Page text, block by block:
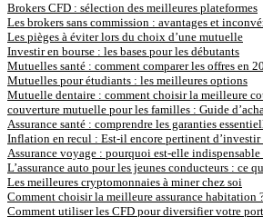
Brokers CFD : sélection des meilleures plateformes
Les brokers sans commission : avantages et
Les pièges à éviter lors du choix d’une mutuelle
Investir en bourse : les bases pour les débutants
Mutuelles santé : comment comparer les offres en
Mutuelles pour étudiants : les meilleures options
Mutuelle dentaire : comment choisir la meilleure
couverture mutuelle pour les familles : Guide
Assurance santé : comprendre les garanties
Inflation en recul : Est-il encore pertinent d’investir
Assurance voyage : pourquoi est-elle indispensable
L’assurance auto pour les jeunes conducteurs : ce
Les meilleures cryptomonnaies à miner chez soi
Comment choisir la meilleure assurance habitation
Comment utiliser les CFD pour diversifier votre